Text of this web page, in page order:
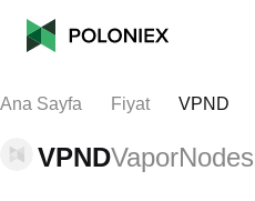
Ana Sayfa Fiyat VPND
VPNDVaporNodes